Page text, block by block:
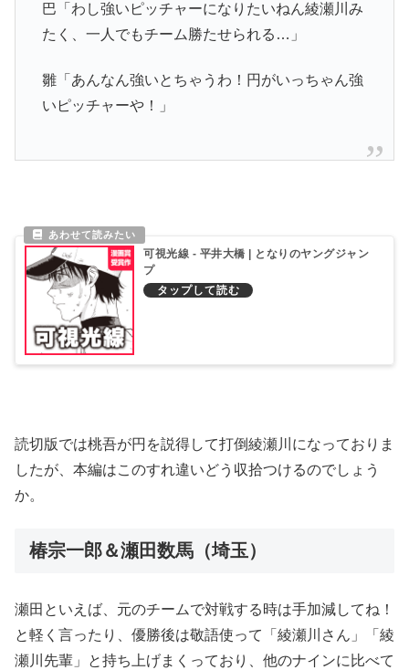
巴「わし強いピッチャーになりたいねん綾瀬川み
たく、一人でもチーム勝たせられる…」
雛「あんなん強いとちゃうわ！円がいっちゃん強
いピッチャーや！」
可視光線 - 平井大橋 | となりのヤングジャン
プ
読切版では桃吾が円を説得して打倒綾瀬川になっておりま
したが、本編はこのすれ違いどう収拾つけるのでしょう
か。
椿宗一郎＆瀬田数馬（埼玉）
瀬田といえば、元のチームで対戦する時は手加減してね！
と軽く言ったり、優勝後は敬語使って「綾瀬川さん」「綾
瀬川先輩」と持ち上げまくっており、他のナインに比べて